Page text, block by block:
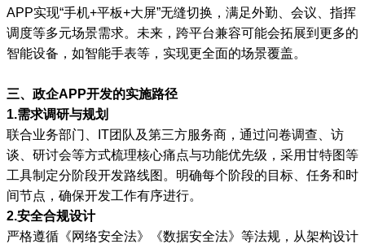
APP实现“手机+平板+大屏”无缝切换，满足外勤、会议、指挥
调度等多元场景需求。未来，跨平台兼容可能会拓展到更多的
智能设备，如智能手表等，实现更全面的场景覆盖。
三、政企APP开发的实施路径
1.需求调研与规划
联合业务部门、IT团队及第三方服务商，通过问卷调查、访
谈、研讨会等方式梳理核心痛点与功能优先级，采用甘特图等
工具制定分阶段开发路线图。明确每个阶段的目标、任务和时
间节点，确保开发工作有序进行。
2.安全合规设计
严格遵循《网络安全法》《数据安全法》等法规，从架构设计